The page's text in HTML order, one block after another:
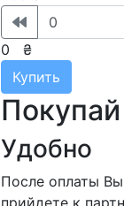
0
₴
Купить
Удобно
После оплаты
прийдете к